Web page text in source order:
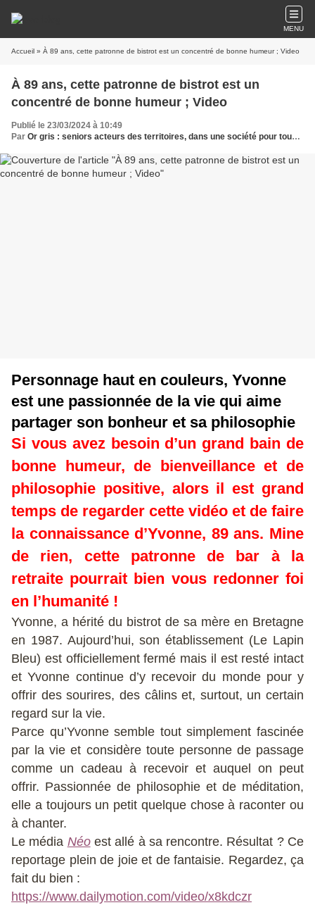
MENU
Accueil » À 89 ans, cette patronne de bistrot est un concentré de bonne humeur ; Video
À 89 ans, cette patronne de bistrot est un
concentré de bonne humeur ; Video
Publié le 23/03/2024 à 10:49
Par Or gris : seniors acteurs des territoires, dans une société pour tous les âges
Personnage haut en couleurs, Yvonne
est une passionnée de la vie qui aime
partager son bonheur et sa philosophie
Si vous avez besoin d’un grand bain de
bonne humeur, de bienveillance et de
philosophie positive, alors il est grand
temps de regarder cette vidéo et de faire
la connaissance d’Yvonne, 89 ans. Mine
de rien, cette patronne de bar à la
retraite pourrait bien vous redonner foi
en l’humanité !
Yvonne, a hérité du bistrot de sa mère en Bretagne
en 1987. Aujourd’hui, son établissement (Le Lapin
Bleu) est officiellement fermé mais il est resté intact
et Yvonne continue d’y recevoir du monde pour y
offrir des sourires, des câlins et, surtout, un certain
regard sur la vie.
Parce qu’Yvonne semble tout simplement fascinée
par la vie et considère toute personne de passage
comme un cadeau à recevoir et auquel on peut
offrir. Passionnée de philosophie et de méditation,
elle a toujours un petit quelque chose à raconter ou
à chanter.
Le média Néoest allé à sa rencontre. Résultat ? Ce
reportage plein de joie et de fantaisie. Regardez, ça
fait du bien :
https://www.dailymotion.com/video/x8kdczr